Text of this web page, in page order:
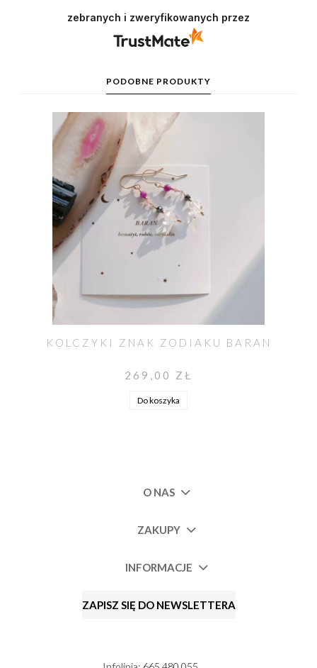
zebranych i zweryfikowanych przez
PODOBNE PRODUKTY
KOLCZYKI ZNAK ZODIAKU BARAN
269,00 ZŁ
Do koszyka
O NAS
ZAKUPY
INFORMACJE
ZAPISZ SIĘ DO NEWSLETTERA